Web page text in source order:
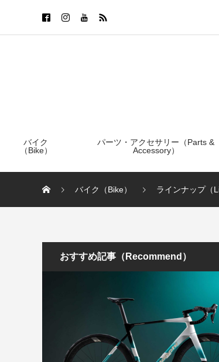
バイク
（Bike）
パーツ・アクセサリー（Parts &
Accessory）
【カ
フィ
【安
バイク（Bike） ラインナップ（
おすすめ記事（Recommend）